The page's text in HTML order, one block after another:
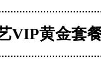
VIP黄金套